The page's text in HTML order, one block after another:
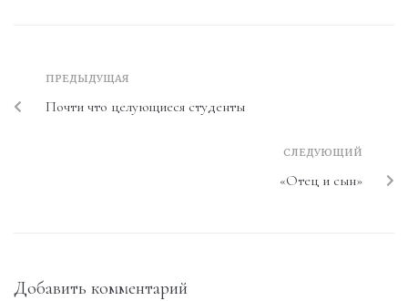
ПРЕДЫДУЩАЯ
Почти что целующиеся студенты
СЛЕДУЮЩИЙ
«Отец и сын»
Добавить комментарий